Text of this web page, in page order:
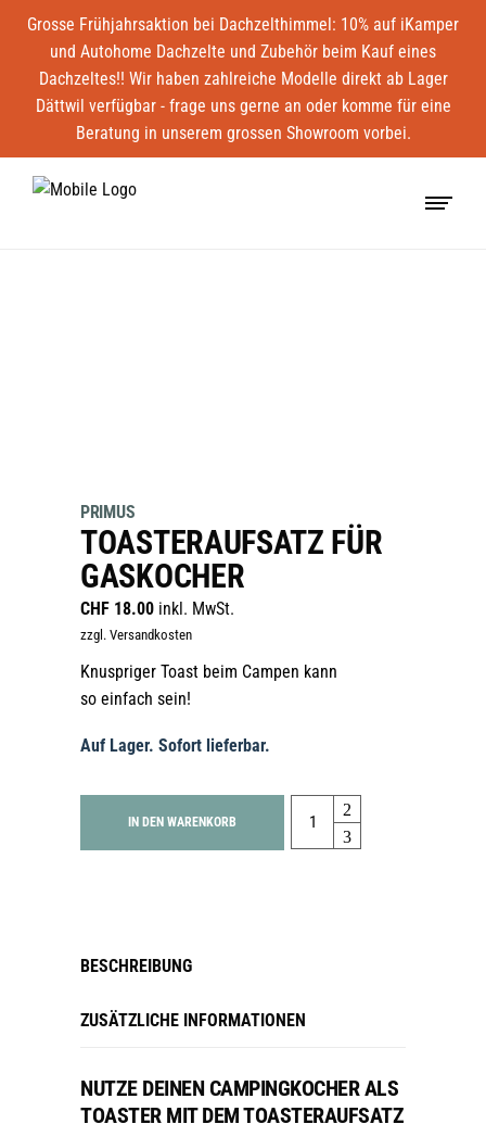
Grosse Frühjahrsaktion bei Dachzelthimmel: 10% auf iKamper
und Autohome Dachzelte und Zubehör beim Kauf eines
Dachzeltes!! Wir haben zahlreiche Modelle direkt ab Lager
Dättwil verfügbar - frage uns gerne an oder komme für eine
Beratung in unserem grossen Showroom vorbei.
PRIMUS
TOASTERAUFSATZ FÜR
GASKOCHER
CHF 18.00 inkl. MwSt.
zzgl. Versandkosten
Knuspriger Toast beim Campen kann
so einfach sein!
Auf Lager. Sofort lieferbar.
Quantity
IN DEN WARENKORB
BESCHREIBUNG
ZUSÄTZLICHE INFORMATIONEN
NUTZE DEINEN CAMPINGKOCHER ALS
TOASTER MIT DEM TOASTERAUFSATZ